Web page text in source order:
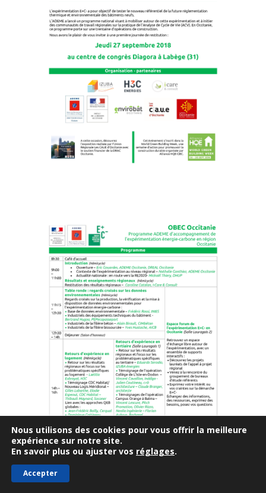
Nous utilisons des cookies pour vous offrir la meilleure
expérience sur notre site.
En savoir plus ou ajuster vos réglages.
Accepter